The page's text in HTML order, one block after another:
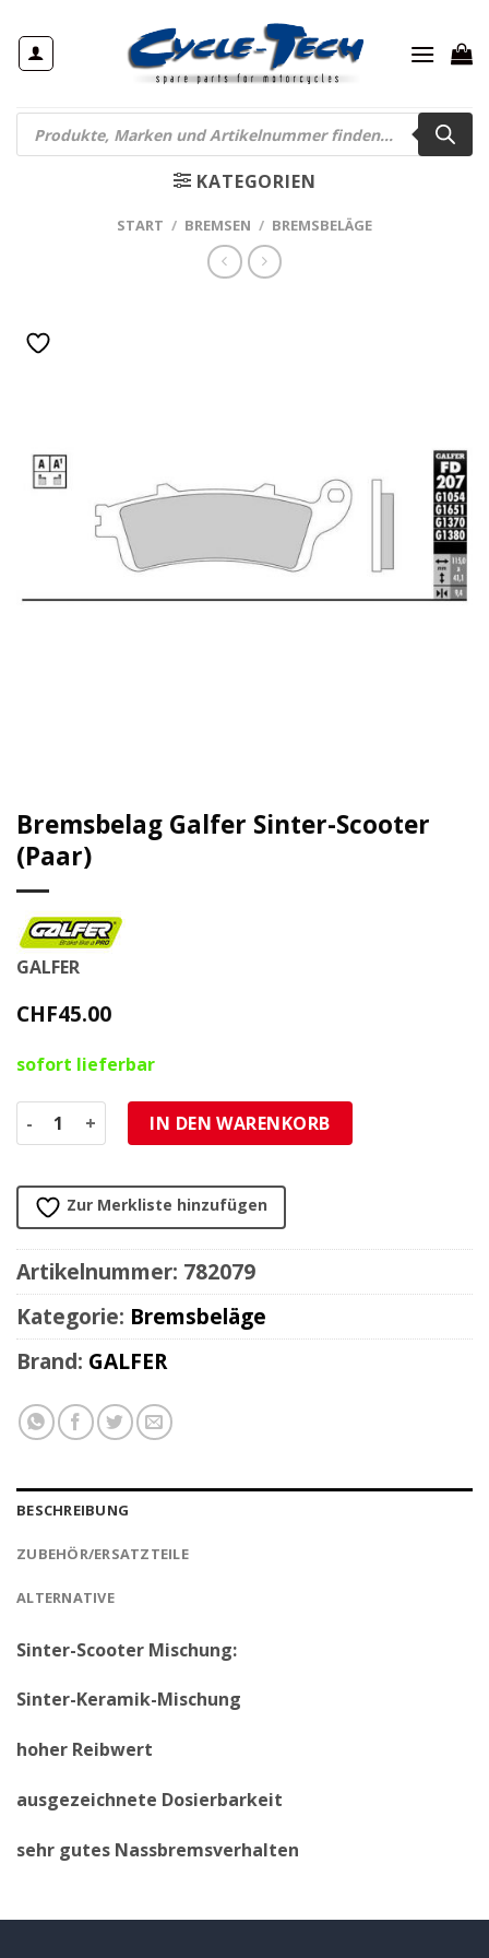
Inhalt
springen
Products
search
KATEGORIEN
START / BREMSEN / BREMSBELÄGE
Bremsbelag Galfer Sinter-Scooter
(Paar)
GALFER
CHF45.00
sofort lieferbar
Bremsbelag Galfer Sinter-Scooter (Paar) Menge
IN DEN WARENKORB
Zur Merkliste hinzufügen
Artikelnummer: 782079
Kategorie: Bremsbeläge
Brand: GALFER
BESCHREIBUNG
ZUBEHÖR/ERSATZTEILE
ALTERNATIVE
Sinter-Scooter Mischung:
Sinter-Keramik-Mischung
hoher Reibwert
ausgezeichnete Dosierbarkeit
sehr gutes Nassbremsverhalten